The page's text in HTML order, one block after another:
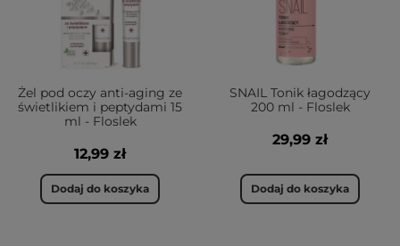
Żel pod oczy anti-aging ze
świetlikiem i peptydami 15
ml - Floslek
12,99 zł
Dodaj do koszyka
SNAIL Tonik łagodzący
200 ml - Floslek
29,99 zł
Dodaj do koszyka